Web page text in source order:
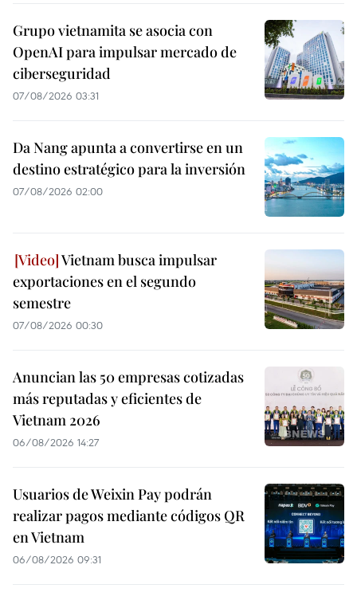
Grupo vietnamita se asocia con
OpenAI para impulsar mercado de
ciberseguridad
07/08/2026 03:31
Da Nang apunta a convertirse en un
destino estratégico para la inversión
07/08/2026 02:00
Vietnam busca impulsar
exportaciones en el segundo
semestre
07/08/2026 00:30
Anuncian las 50 empresas cotizadas
más reputadas y eficientes de
Vietnam 2026
06/08/2026 14:27
Usuarios de Weixin Pay podrán
realizar pagos mediante códigos QR
en Vietnam
06/08/2026 09:31